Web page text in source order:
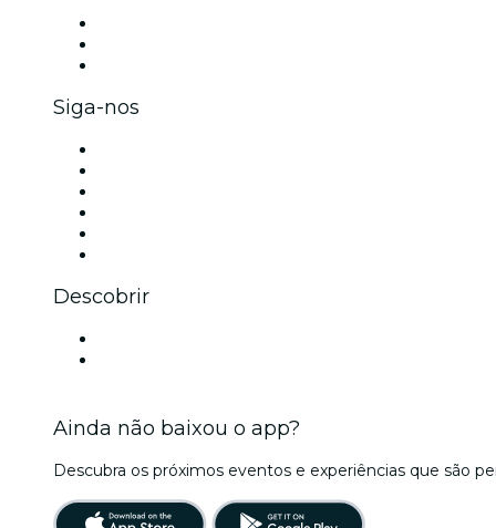
Siga-nos
Descobrir
Ainda não baixou o app?
Descubra os próximos eventos e experiências que são